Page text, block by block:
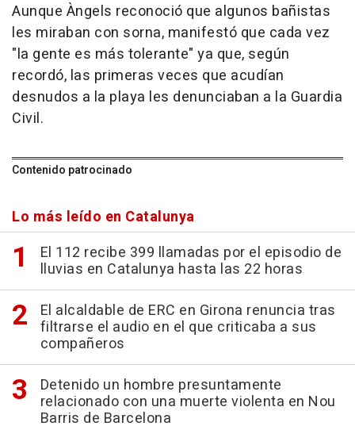
Aunque Àngels reconoció que algunos bañistas
les miraban con sorna, manifestó que cada vez
"la gente es más tolerante" ya que, según
recordó, las primeras veces que acudían
desnudos a la playa les denunciaban a la Guardia
Civil.
Contenido patrocinado
Lo más leído en Catalunya
El 112 recibe 399 llamadas por el episodio de
lluvias en Catalunya hasta las 22 horas
El alcaldable de ERC en Girona renuncia tras
filtrarse el audio en el que criticaba a sus
compañeros
Detenido un hombre presuntamente
relacionado con una muerte violenta en Nou
Barris de Barcelona